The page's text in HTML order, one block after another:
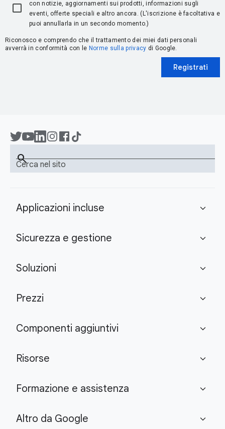
con notizie, aggiornamenti sui prodotti, informazioni sugli
eventi, offerte speciali e altro ancora. (L'iscrizione è facoltativa e
puoi annullarla in un secondo momento.)
Riconosco e comprendo che il trattamento dei miei dati personali
avverrà in conformità con le Norme sulla privacy di Google.
Registrati
Cerca nel sito
search
Applicazioni incluse expand_more
Sicurezza e gestione expand_more
Soluzioni expand_more
Prezzi expand_more
Componenti aggiuntivi expand_more
Risorse expand_more
Formazione e assistenza expand_more
Altro da Google expand_more